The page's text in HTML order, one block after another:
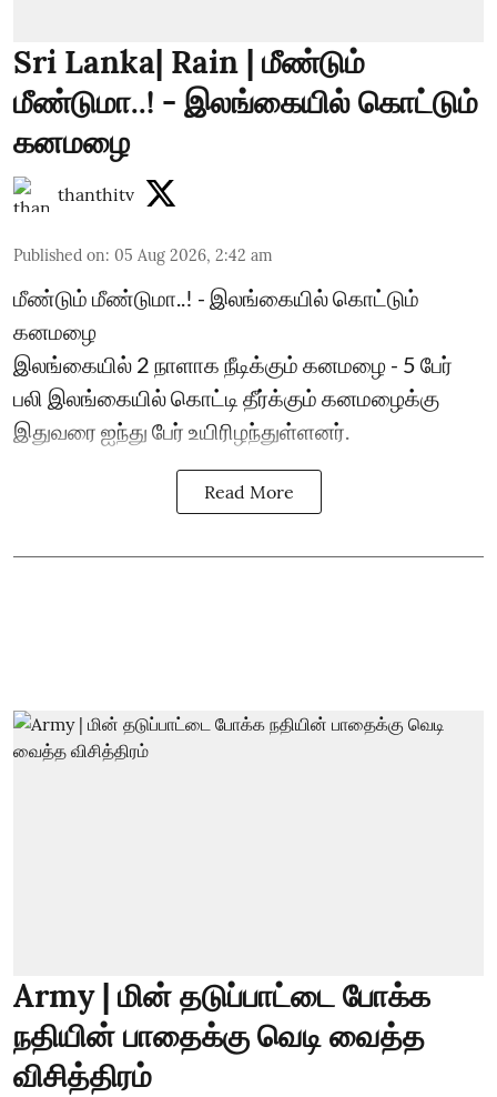
Sri Lanka| Rain | மீண்டும்
மீண்டுமா..! - இலங்கையில் கொட்டும்
கனமழை
thanthitv
Published on: 05 Aug 2026, 2:42 am
மீண்டும் மீண்டுமா..! - இலங்கையில் கொட்டும்
கனமழை
இலங்கையில் 2 நாளாக நீடிக்கும் கனமழை - 5 பேர்
பலி ​இலங்கையில் கொட்டி தீர்க்கும் கனமழைக்கு
இதுவரை ஐந்து பேர் உயிரிழந்துள்ளனர்.
Read More
Army | மின் தடுப்பாட்டை போக்க
நதியின் பாதைக்கு வெடி வைத்த
விசித்திரம்